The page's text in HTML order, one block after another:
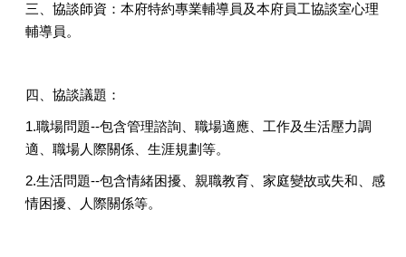
三、協談師資：本府特約專業輔導員及本府員工協談室心理
輔導員。
四、協談議題：
1.職場問題--包含管理諮詢、職場適應、工作及生活壓力調
適、職場人際關係、生涯規劃等。
2.生活問題--包含情緒困擾、親職教育、家庭變故或失和、感
情困擾、人際關係等。